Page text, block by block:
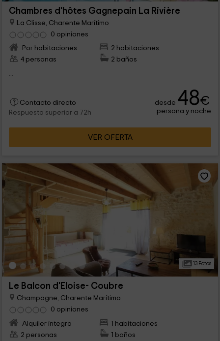
Chambres d'hôtes Gagnepain La Rivière
La Clisse, Charente Marítimo
0 opiniones
Por habitaciones
2 habitaciones
4 personas
2 baños
...
Contacto directo
Respuesta superior a 72h
desde 48€
persona y noche
VER OFERTA
13 Fotos
Le Balcon d'Eloise- Coubre
Champagne, Charente Marítimo
0 opiniones
Alquiler íntegro
1 habitaciones
2 personas
1 baños